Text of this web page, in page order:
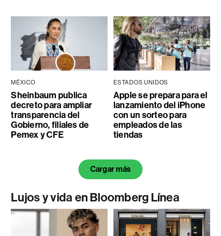
MÉXICO
Sheinbaum publica
decreto para ampliar
transparencia del
Gobierno, filiales de
Pemex y CFE
ESTADOS UNIDOS
Apple se prepara para el
lanzamiento del iPhone
con un sorteo para
empleados de las
tiendas
Cargar más
Lujos y vida en Bloomberg Línea